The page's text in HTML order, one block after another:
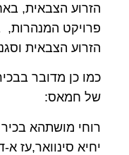
הזרוע הצבאית,
פרויקט
הזרוע הצבאית
כמו כן מדובר
של חמאס:
רוחי מושתהא
יחיא סינוואר,עז